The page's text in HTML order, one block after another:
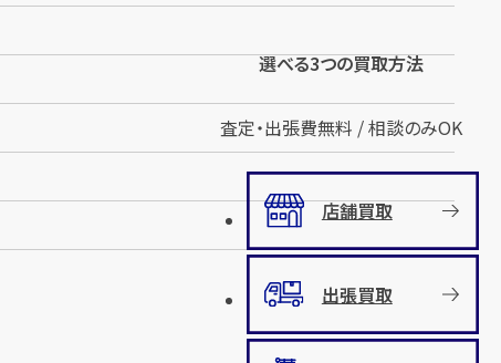
選べる3つの買取方法
査定・出張費無料 / 相談のみOK
店舗買取
出張買取